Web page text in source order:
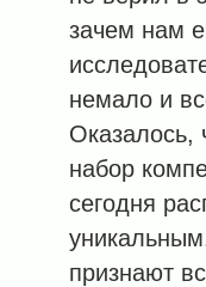
зачем нам
немало и
Оказалось,
набор
сегодня
признают